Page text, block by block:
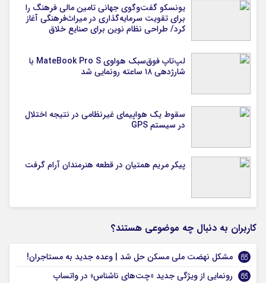
یونسکو گفت‌وگوی جهانی تامین مالی فرهنگ را
برای تقویت سرمایه‌گذاری در میراث‌فرهنگی آغاز
کرد/ طراحی نظام نوین برای صنایع خلاق
لپ‌تاپ فوق‌سبک هواوی MateBook Pro S با
شارژدهی ۱۸ ساعته رونمایی شد
سقوط یک هواپیمای غیرنظامی در نتیجه اختلال
در سیستم‌ GPS
پیکر مریم همتیان در قطعه هنرمندان آرام گرفت
کاربران به دنبال چه موضوعی هستند؟
مشکل نهضت ملی مسکن حل شد | وعده جدید به مستاجران!
رونمایی از ویژگی جدید «چت‌های ناشناس» در واتساپ